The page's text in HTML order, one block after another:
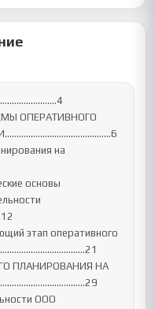
ОПЕРАТИВНОГО
на
основы
этап оперативного
ПЛАНИРОВАНИЯ НА
ООО